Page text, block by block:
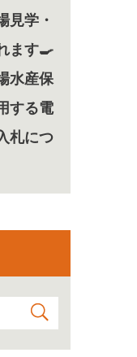
見学・
ます🍳
水産保
する電
札につ